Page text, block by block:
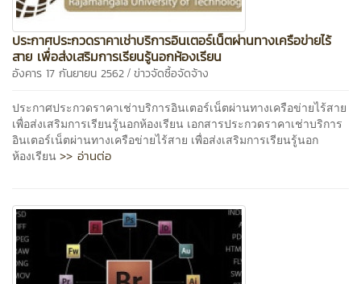
ประกาศประกวดราคาเช่าบริการอินเตอร์เน็ตผ่านทางเครือข่ายไร้
สาย เพื่อส่งเสริมการเรียนรู้นอกห้องเรียน
อังคาร 17 กันยายน 2562 / ข่าวจัดซื้อจัดจ้าง
ประกาศประกวดราคาเช่าบริการอินเตอร์เน็ตผ่านทางเครือข่ายไร้สาย
เพื่อส่งเสริมการเรียนรู้นอกห้องเรียน เอกสารประกวดราคาเช่าบริการ
อินเตอร์เน็ตผ่านทางเครือข่ายไร้สาย เพื่อส่งเสริมการเรียนรู้นอก
ห้องเรียน >> อ่านต่อ